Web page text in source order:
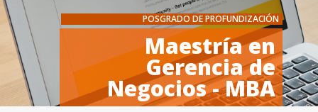
POSGRADO DE PROFUNDIZACIÓN
Maestría en
Gerencia de
Negocios - MBA